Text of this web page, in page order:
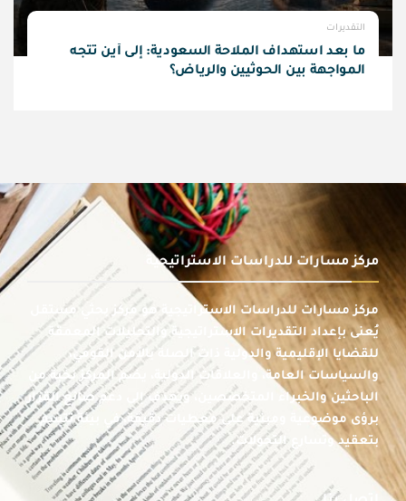
التقديرات
ما بعد استهداف الملاحة السعودية: إلى أين تتجه
المواجهة بين الحوثيين والرياض؟
مركز مسارات للدراسات الاستراتيجية
مركز مسارات للدراسات الاستراتيجية هو مركز بحثي مستقل
يُعنى بإعداد التقديرات الاستراتيجية والتحليلات المعمقة
للقضايا الإقليمية والدولية ذات الصلة بالأمن القومي،
والسياسات العامة، والعلاقات الدولية، يضم المركز نخبة من
الباحثين والخبراء المتخصصين، ويهدف إلى دعم صانع القرار
برؤى موضوعية ومبنية على معطيات دقيقة، في بيئة تتسم
بتعقيد وتسارع التحولات.